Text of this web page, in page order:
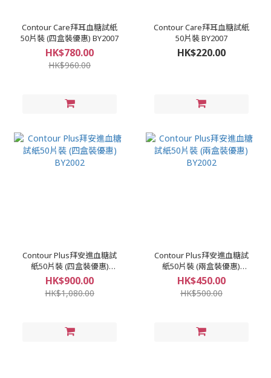
Contour Care拜耳血糖試紙
50片裝 (四盒裝優惠) BY2007
HK$780.00
HK$960.00
Contour Care拜耳血糖試紙
50片裝 BY2007
HK$220.00
Contour Plus拜安進血糖試
紙50片裝 (四盒裝優惠)
BY2002
HK$900.00
HK$1,080.00
Contour Plus拜安進血糖試
紙50片裝 (兩盒裝優惠)
BY2002
HK$450.00
HK$500.00